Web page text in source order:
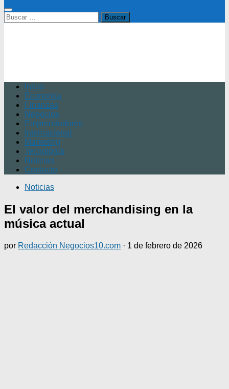
Buscar:
Inicio
Economía
Finanzas
Negocios
Emprendedores
Internacional
Marketing
Tecnología
Noticias
Contacto
Noticias
El valor del merchandising en la
música actual
por Redacción Negocios10.com · 1 de febrero de 2026